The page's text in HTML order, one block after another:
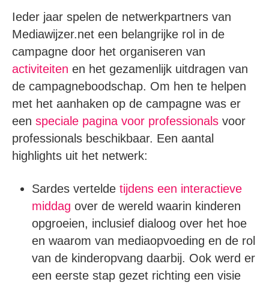
Ieder jaar spelen de netwerkpartners van
Mediawijzer.net een belangrijke rol in de
campagne door het organiseren van
activiteiten en het gezamenlijk uitdragen van
de campagneboodschap. Om hen te helpen
met het aanhaken op de campagne was er
een speciale pagina voor professionals voor
professionals beschikbaar. Een aantal
highlights uit het netwerk:
Sardes vertelde tijdens een interactieve
middag over de wereld waarin kinderen
opgroeien, inclusief dialoog over het hoe
en waarom van mediaopvoeding en de rol
van de kinderopvang daarbij. Ook werd er
een eerste stap gezet richting een visie